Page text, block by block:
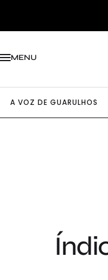
MENU
A VOZ DE GUARULHOS